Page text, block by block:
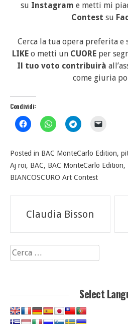
su Instagram e metti mi
Contest su
Cerca la tua opera preferita e
LIKE o metti un CUORE per
Il tuo voto contribuirà
come giuria
Condividi:
Posted in BAC MonteCarlo Edition,
Aj roi, BAC, BAC MonteCarlo Edition,
BIANCOSCURO Art Contest
Navigazione
articoli
Claudia Bisson
Ricerca
per:
Select